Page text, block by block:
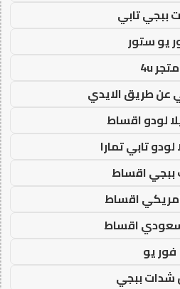
ببجي تابي
يو ستور
متجر 4u
عن طريق الايدي
لودو اقساط
تابي تمارا
اقساط
امريكي اقساط
سعودي اقساط
فور يو
ببجي